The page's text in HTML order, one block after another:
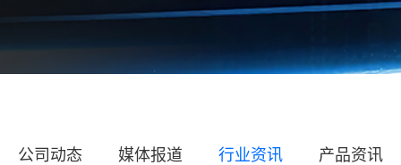
公司动态 媒体报道 行业资讯 产品资讯